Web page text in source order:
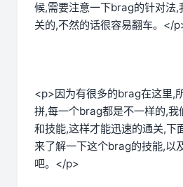
候,需要注意一下brag的针对法,
关的,不然的话很容易翻车。</
<p>因为有很多的brag在这里,
拼,每一个brag都是不一样的,
和技能,这样才能迅速的通关,下
来了解一下这个brag的技能,以
吧。</p>